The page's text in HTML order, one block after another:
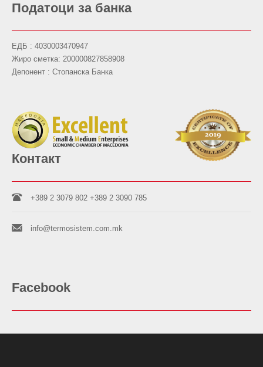
Податоци за банка
ЕДБ : 4030003470947
Жиро сметка: 200000827858908
Депонент : Стопанска Банка
Контакт
+389 2 3079 802 +389 2 3090 785
info@termosistem.com.mk
Facebook